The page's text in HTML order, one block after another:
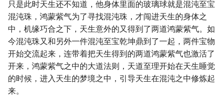
只是此时天生还不知道，他身体里面的玻璃球就是混沌至宝
混沌珠，鸿蒙紫气为了寻找混沌珠，才闯进天生的身体之
中，机缘巧合之下，天生意外的又得到了两道鸿蒙紫气。如
今混沌珠又和另外一件混沌至宝乾坤鼎到了一起，两件宝物
开始交流起来，连带着把天生得到的两道鸿蒙紫气也激活了
开来，鸿蒙紫气之中的大道法则，天道至理开始在天生睡觉
的时候，进入天生的梦境之中，引导天生在混沌之中修炼起
来。